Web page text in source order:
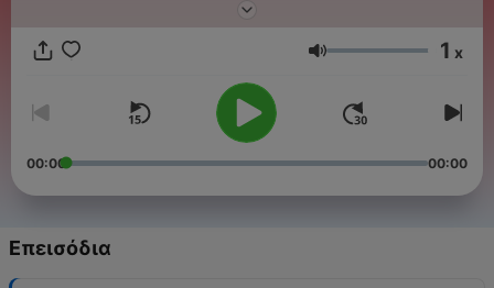
poslouchat v mobilní aplikaci mujRozhlas proAndroidaiOS
Ένταση 1 x
00:00 00:00
Επεισόδια